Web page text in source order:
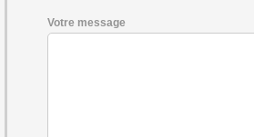
Votre message